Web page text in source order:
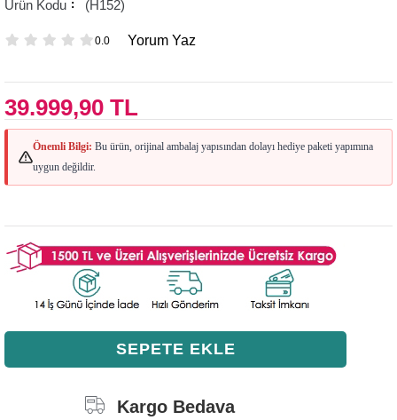
(H152)
0.0 Yorum Yaz
39.999,90 TL
Önemli Bilgi: Bu ürün, orijinal ambalaj yapısından dolayı hediye paketi yapımına
uygun değildir.
Kargo Bedava